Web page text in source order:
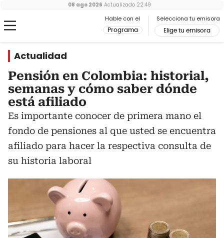
Hable con el
Programa
Selecciona tu emisora
Elige tu emisora
08 ago 2026 Actualizado 22:49
Actualidad
Pensión en Colombia: historial,
semanas y cómo saber dónde
está afiliado
Es importante conocer de primera mano el
fondo de pensiones al que usted se encuentra
afiliado para hacer la respectiva consulta de
su historia laboral